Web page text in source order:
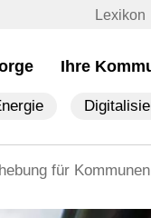
Lexikon
Ihre
für Kommunen